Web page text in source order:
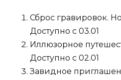
Сброс гравировок.
Доступно с 03.01
Иллюзорное
Доступно с 02.01
Завидное